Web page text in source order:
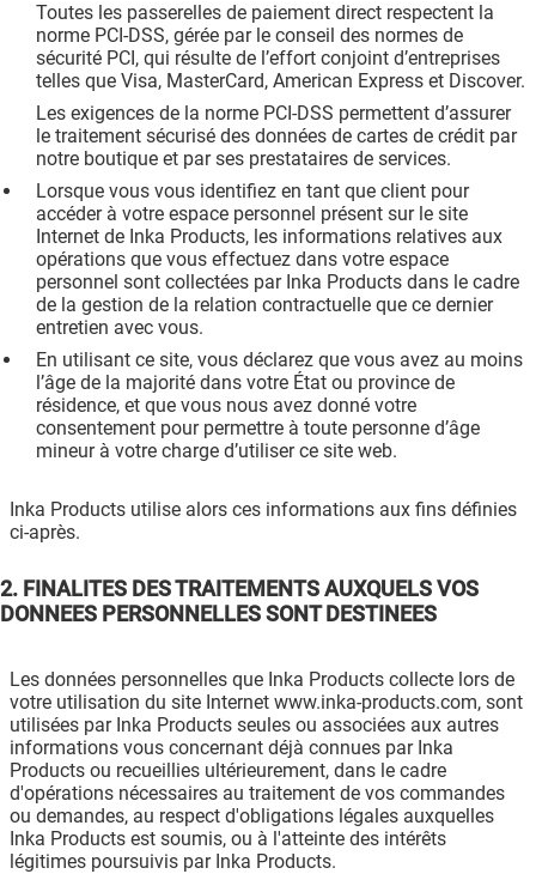
Toutes les passerelles de paiement direct respectent la
norme PCI-DSS, gérée par le conseil des normes de
sécurité PCI, qui résulte de l’effort conjoint d’entreprises
telles que Visa, MasterCard, American Express et Discover.
Les exigences de la norme PCI-DSS permettent d’assurer
le traitement sécurisé des données de cartes de crédit par
notre boutique et par ses prestataires de services.
Lorsque vous vous identifiez en tant que client pour
accéder à votre espace personnel présent sur le site
Internet de Inka Products, les informations relatives aux
opérations que vous effectuez dans votre espace
personnel sont collectées par Inka Products dans le cadre
de la gestion de la relation contractuelle que ce dernier
entretien avec vous.
En utilisant ce site, vous déclarez que vous avez au moins
l’âge de la majorité dans votre État ou province de
résidence, et que vous nous avez donné votre
consentement pour permettre à toute personne d’âge
mineur à votre charge d’utiliser ce site web.
Inka Products utilise alors ces informations aux fins définies
ci-après.
2. FINALITES DES TRAITEMENTS AUXQUELS VOS
DONNEES PERSONNELLES SONT DESTINEES
Les données personnelles que Inka Products collecte lors de
votre utilisation du site Internet www.inka-products.com, sont
utilisées par Inka Products seules ou associées aux autres
informations vous concernant déjà connues par Inka
Products ou recueillies ultérieurement, dans le cadre
d'opérations nécessaires au traitement de vos commandes
ou demandes, au respect d'obligations légales auxquelles
Inka Products est soumis, ou à l'atteinte des intérêts
légitimes poursuivis par Inka Products.